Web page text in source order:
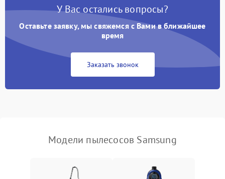
Плохая уборка шерсти
2400 ₽ Подробнее →
У Вас остались вопросы?
Оставьте заявку, мы свяжемся с Вами в ближайшее
время
Заказать звонок
Модели пылесосов Samsung